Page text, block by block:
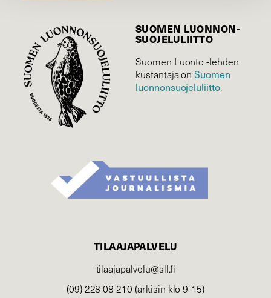
SUOMEN LUONNON­
SUOJELU­LIITTO
Suomen Luonto -lehden
kustantaja onSuomen
luonnonsuojelu­liitto.
TILAAJAPALVELU
tilaajapalvelu@sll.fi
(09) 228 08 210 (arkisin klo 9-15)